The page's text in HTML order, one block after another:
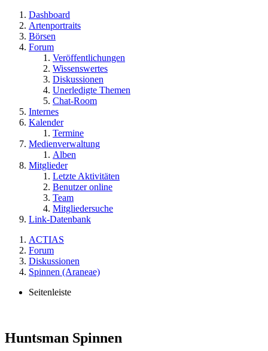
Dashboard
Artenportraits
Börsen
Forum
Veröffentlichungen
Wissenswertes
Diskussionen
Unerledigte Themen
Chat-Room
Internes
Kalender
Termine
Medienverwaltung
Alben
Mitglieder
Letzte Aktivitäten
Benutzer online
Team
Mitgliedersuche
Link-Datenbank
ACTIAS
Forum
Diskussionen
Spinnen (Araneae)
Seitenleiste
Huntsman Spinnen